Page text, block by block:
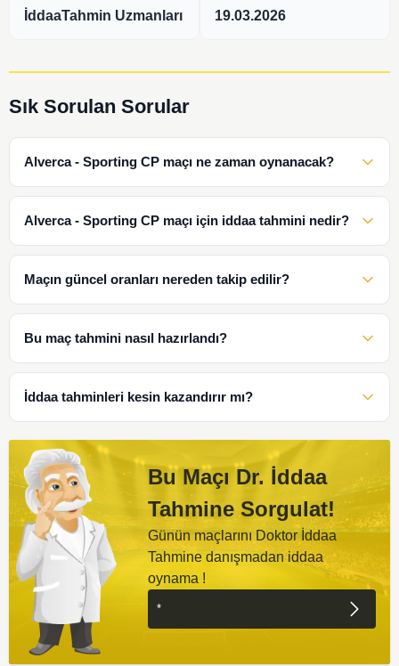
İddaaTahmin Uzmanları 19.03.2026
Sık Sorulan Sorular
Alverca - Sporting CP maçı ne zaman oynanacak?
Alverca - Sporting CP maçı için iddaa tahmini nedir?
Maçın güncel oranları nereden takip edilir?
Bu maç tahmini nasıl hazırlandı?
İddaa tahminleri kesin kazandırır mı?
Bu Maçı Dr. İddaa
Tahmine Sorgulat!
Günün maçlarını Doktor İddaa
Tahmine danışmadan iddaa
oynama !